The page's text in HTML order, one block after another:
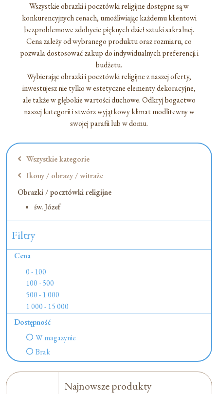
Wszystkie kategorie
Ikony / obrazy / witraże
Obrazki / pocztówki religijne
św. Józef
Filtry
Cena
0 - 100
100 - 500
500 - 1 000
1 000 - 15 000
Dostępność
W magazynie
Brak
Najnowsze produkty
Wszystkie obrazki i pocztówki religijne dostępne są w
konkurencyjnych cenach, umożliwiając każdemu klientowi
bezproblemowe zdobycie pięknych dzieł sztuki sakralnej.
Cena zależy od wybranego produktu oraz rozmiaru, co
pozwala dostosować zakup do indywidualnych preferencji i
budżetu.
Wybierając obrazki i pocztówki religijne z naszej oferty,
inwestujesz nie tylko w estetyczne elementy dekoracyjne,
ale także w głębokie wartości duchowe. Odkryj bogactwo
naszej kategorii i stwórz wyjątkowy klimat modlitewny w
swojej parafii lub w domu.